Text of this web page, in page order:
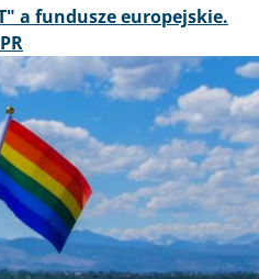
a fundusze europejskie.